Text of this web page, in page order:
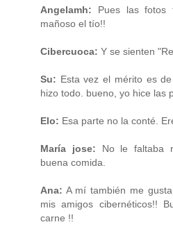
Angelamh: Pues las fotos
mañoso el tío!!
Cibercuoca: Y se sienten
Su: Esta vez el mérito es
hizo todo. bueno, yo hice las
Elo: Esa parte no la conté.
María jose: No le faltaba
buena comida.
Ana: A mí también me
mis amigos cibernéticos!!
carne !!